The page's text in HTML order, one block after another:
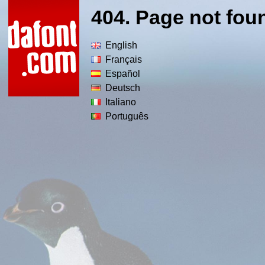
404. Page not
English
Français
Español
Deutsch
Italiano
Português